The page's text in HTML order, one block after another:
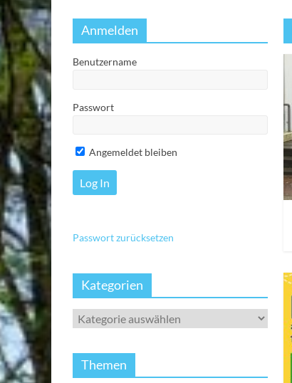
Anmelden
Benutzername
Passwort
Angemeldet bleiben
Passwort zurücksetzen
Kategorien
Themen